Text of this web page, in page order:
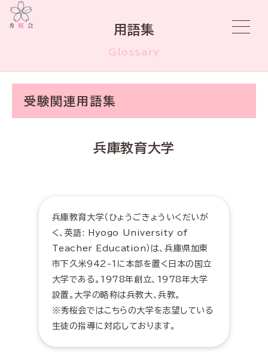
用語集
Glossary
受験関連用語集
兵庫教育大学
兵庫教育大学（ひょうごきょういくだいが
く、英語: Hyogo University of
Teacher Education）は、兵庫県加東
市下久米942-1に本部を置く日本の国立
大学である。1978年創立、1978年大学
設置。大学の略称は兵教大、兵教。
※秀桜会ではこちらの大学を志望している
生徒の指導に対応しております。